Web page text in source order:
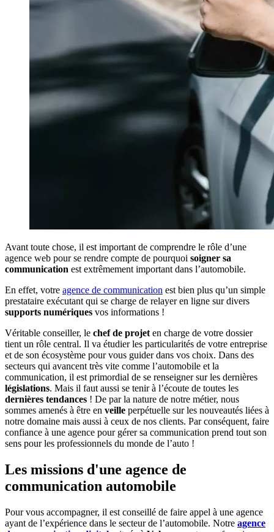
Avant toute chose, il est important de comprendre le rôle d’une
agence web pour se rendre compte de pourquoi soigner sa
communication est extrêmement important dans l’automobile.
En effet, votre agence de communication est bien plus qu’un simple
prestataire exécutant qui se charge de relayer en ligne sur divers
supports numériques vos informations !
Véritable conseiller, le chef de projet en charge de votre dossier
tient un rôle central. Il va étudier les particularités de votre entreprise
et de son écosystème pour vous guider dans vos choix. Dans des
secteurs qui avancent très vite comme l’automobile et la
communication, il est primordial de se renseigner sur les dernières
législations. Mais il faut aussi se tenir à l’écoute de toutes les
dernières tendances ! De par la nature de notre métier, nous
sommes amenés à être en veille perpétuelle sur les nouveautés liées à
notre domaine mais aussi à ceux de nos clients. Par conséquent, faire
confiance à une agence pour gérer sa communication prend tout son
sens pour les professionnels du monde de l’auto !
Les missions d'une agence de
communication automobile
Pour vous accompagner, il est conseillé de faire appel à une agence
ayant de l’expérience dans le secteur de l’automobile. Notre agence